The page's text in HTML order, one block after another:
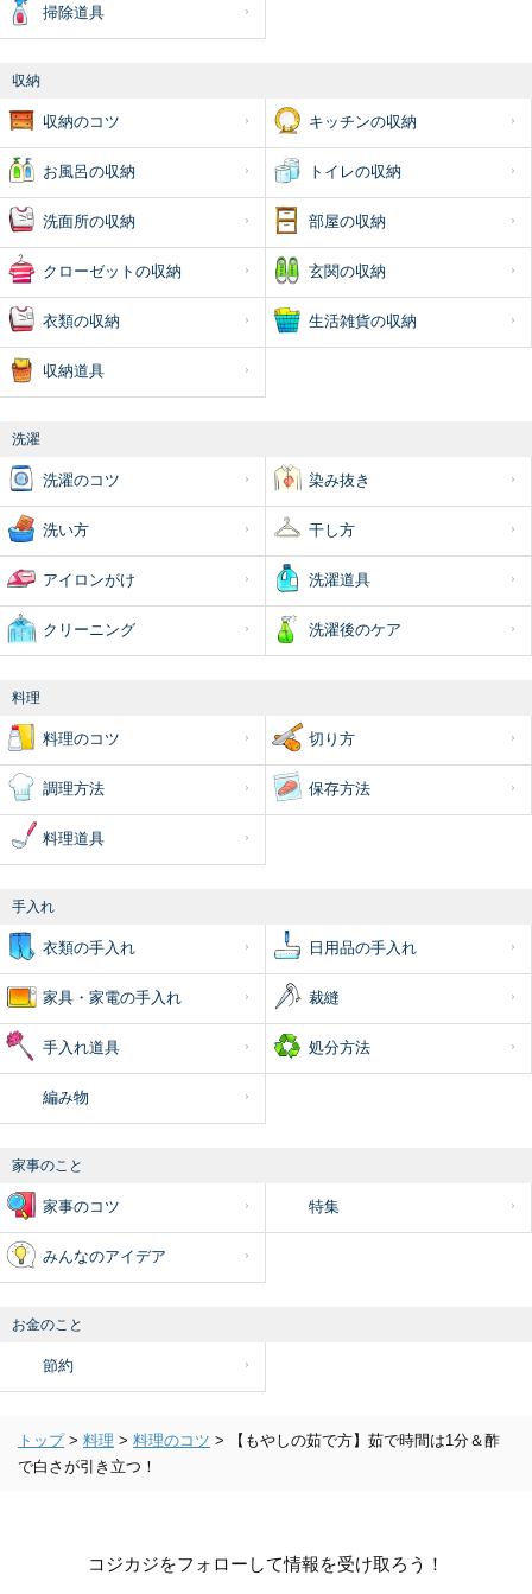
掃除道具
収納
収納のコツ キッチンの収納
お風呂の収納 トイレの収納
洗面所の収納 部屋の収納
クローゼットの収納 玄関の収納
衣類の収納 生活雑貨の収納
収納道具
洗濯
洗濯のコツ 染み抜き
洗い方 干し方
アイロンがけ 洗濯道具
クリーニング 洗濯後のケア
料理
料理のコツ 切り方
調理方法 保存方法
料理道具
手入れ
衣類の手入れ 日用品の手入れ
家具・家電の手入れ 裁縫
手入れ道具 処分方法
編み物
家事のこと
家事のコツ 特集
みんなのアイデア
お金のこと
節約
トップ > 料理 > 料理のコツ >
【もやしの茹で方】茹で時間は1分＆酢
で白さが引き立つ！
コジカジをフォローして情報を受け取ろう！